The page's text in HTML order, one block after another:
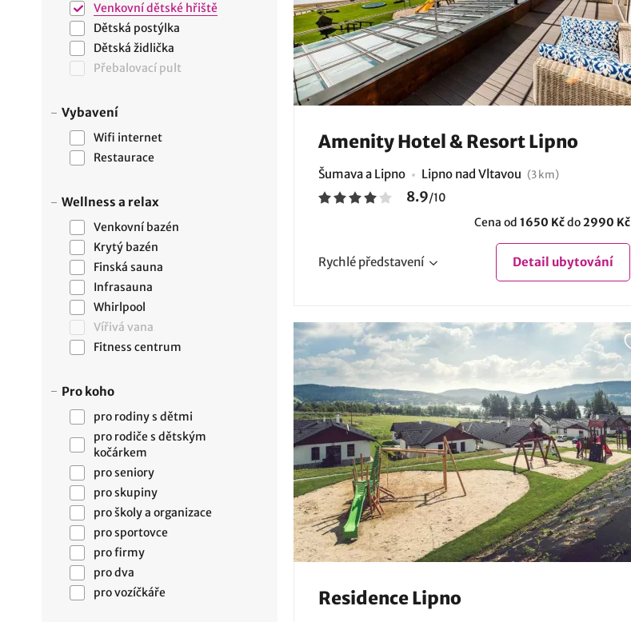
Venkovní dětské hřiště
Dětská postýlka
Dětská židlička
Přebalovací pult
Vybavení
Wifi internet
Restaurace
Wellness a relax
Venkovní bazén
Krytý bazén
Finská sauna
Infrasauna
Whirlpool
Vířivá vana
Fitness centrum
Pro koho
pro rodiny s dětmi
pro rodiče s dětským
kočárkem
pro seniory
pro skupiny
pro školy a organizace
pro sportovce
pro firmy
pro dva
pro vozíčkáře
Amenity Hotel & Resort Lipno
Šumava a Lipno Lipno nad Vltavou (3 km)
8.9/10
Cena od 1650 Kčdo2990 Kč
Rychlé představení Detail ubytování
Residence Lipno